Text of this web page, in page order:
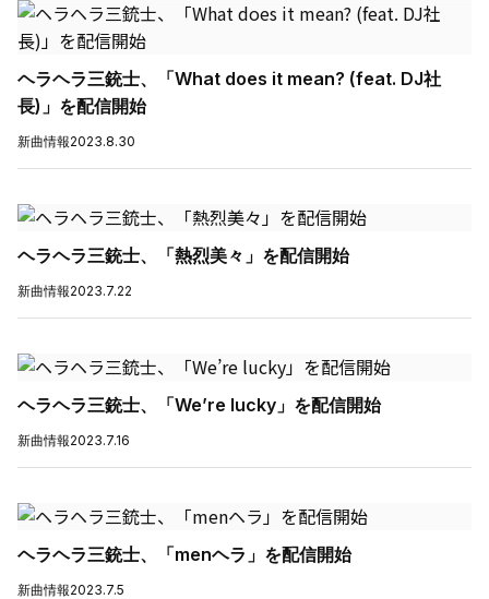
ヘラヘラ三銃士、「What does it mean? (feat. DJ社
長)」を配信開始
新曲情報2023.8.30
ヘラヘラ三銃士、「熱烈美々」を配信開始
新曲情報2023.7.22
ヘラヘラ三銃士、「We’re lucky」を配信開始
新曲情報2023.7.16
ヘラヘラ三銃士、「menヘラ」を配信開始
新曲情報2023.7.5